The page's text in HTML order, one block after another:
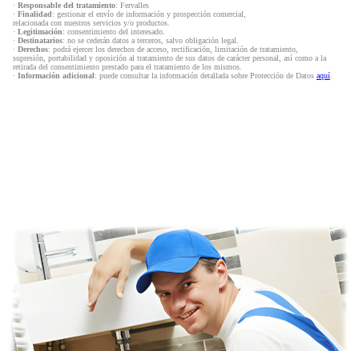
· Responsable del tratamiento: Fervalles
· Finalidad: gestionar el envío de información y prospección comercial,
relacionada con nuestros servicios y/o productos.
· Legitimación: consentimiento del interesado.
· Destinatarios: no se cederán datos a terceros, salvo obligación legal.
· Derechos: podrá ejercer los derechos de acceso, rectificación, limitación de tratamiento,
supresión, portabilidad y oposición al tratamiento de sus datos de carácter personal, así como a la
retirada del consentimiento prestado para el tratamiento de los mismos.
· Información adicional: puede consultar la información detallada sobre Protección de Datos aquí.